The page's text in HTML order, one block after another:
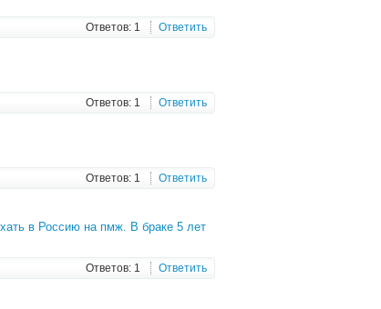
Ответов: 1 Ответить
Ответов: 1 Ответить
Ответов: 1 Ответить
в Россию на пмж. В браке 5 лет
Ответов: 1 Ответить